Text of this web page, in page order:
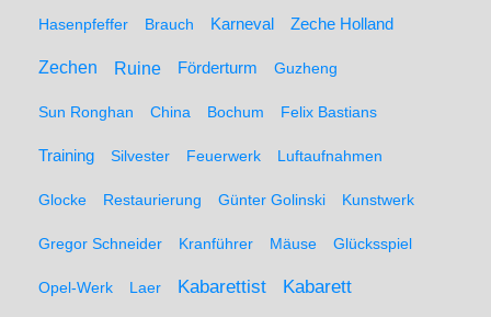
Hasenpfeffer Brauch Karneval Zeche Holland
Zechen Ruine Förderturm Guzheng
Sun Ronghan China Bochum Felix Bastians
Training Silvester Feuerwerk Luftaufnahmen
Glocke Restaurierung Günter Golinski Kunstwerk
Gregor Schneider Kranführer Mäuse Glücksspiel
Opel-Werk Laer Kabarettist
Kabarett